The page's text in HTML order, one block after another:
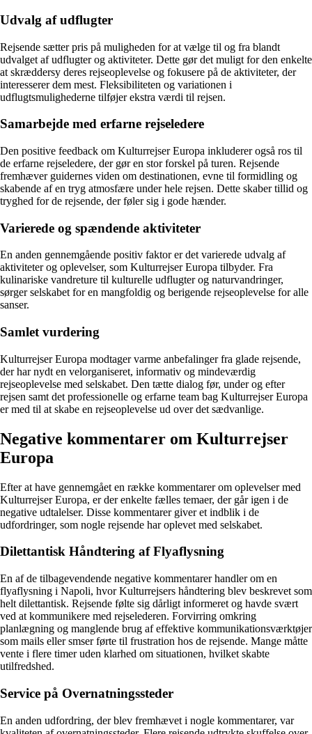
Udvalg af udflugter
Rejsende sætter pris på muligheden for at vælge til og fra blandt
udvalget af udflugter og aktiviteter. Dette gør det muligt for den enkelte
at skræddersy deres rejseoplevelse og fokusere på de aktiviteter, der
interesserer dem mest. Fleksibiliteten og variationen i
udflugtsmulighederne tilføjer ekstra værdi til rejsen.
Samarbejde med erfarne rejseledere
Den positive feedback om Kulturrejser Europa inkluderer også ros til
de erfarne rejseledere, der gør en stor forskel på turen. Rejsende
fremhæver guidernes viden om destinationen, evne til formidling og
skabende af en tryg atmosfære under hele rejsen. Dette skaber tillid og
tryghed for de rejsende, der føler sig i gode hænder.
Varierede og spændende aktiviteter
En anden gennemgående positiv faktor er det varierede udvalg af
aktiviteter og oplevelser, som Kulturrejser Europa tilbyder. Fra
kulinariske vandreture til kulturelle udflugter og naturvandringer,
sørger selskabet for en mangfoldig og berigende rejseoplevelse for alle
sanser.
Samlet vurdering
Kulturrejser Europa modtager varme anbefalinger fra glade rejsende,
der har nydt en velorganiseret, informativ og mindeværdig
rejseoplevelse med selskabet. Den tætte dialog før, under og efter
rejsen samt det professionelle og erfarne team bag Kulturrejser Europa
er med til at skabe en rejseoplevelse ud over det sædvanlige.
Negative kommentarer om Kulturrejser
Europa
Efter at have gennemgået en række kommentarer om oplevelser med
Kulturrejser Europa, er der enkelte fælles temaer, der går igen i de
negative udtalelser. Disse kommentarer giver et indblik i de
udfordringer, som nogle rejsende har oplevet med selskabet.
Dilettantisk Håndtering af Flyaflysning
En af de tilbagevendende negative kommentarer handler om en
flyaflysning i Napoli, hvor Kulturrejsers håndtering blev beskrevet som
helt dilettantisk. Rejsende følte sig dårligt informeret og havde svært
ved at kommunikere med rejselederen. Forvirring omkring
planlægning og manglende brug af effektive kommunikationsværktøjer
som mails eller smser førte til frustration hos de rejsende. Mange måtte
vente i flere timer uden klarhed om situationen, hvilket skabte
utilfredshed.
Service på Overnatningssteder
En anden udfordring, der blev fremhævet i nogle kommentarer, var